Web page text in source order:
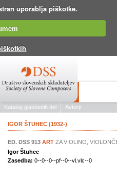
uporablja piškotke.